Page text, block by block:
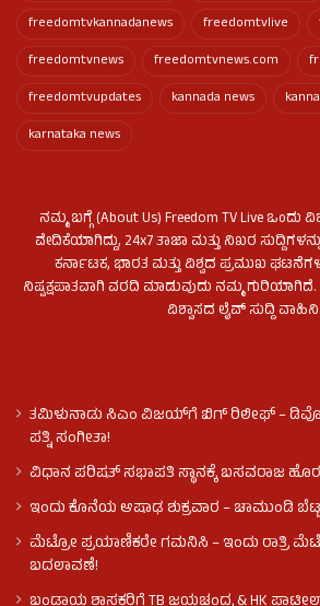
freedomtvkannadanews
freedomtvlive
freedomtvnews
freedomtvnews.com
freedomtvupdates
kannada news
karnataka news
ನಮ್ಮ ಬಗ್ಗೆ (About Us) Freedom TV Live ಒಂದು
ವೇದಿಕೆಯಾಗಿದ್ದು, 24x7 ತಾಜಾ ಮತ್ತು ನಿಖರ
ಕರ್ನಾಟಕ, ಭಾರತ ಮತ್ತು ವಿಶ್ವದ ಪ್ರಮುಖ
ನಿಷ್ಪಕ್ಷಪಾತವಾಗಿ ವರದಿ ಮಾಡುವುದು ನಮ್ಮ ಗುರಿಯಾಗಿದೆ.
ವಿಶ್ವಾಸದ ಲೈವ್ ಸುದ್ದಿ ವಾಹಿನಿ.
ತಮಿಳುನಾಡು ಸಿಎಂ ವಿಜಯ್‌ಗೆ ಬಿಗ್ ರಿಲೀಫ್ –
ಪತ್ನಿ ಸಂಗೀತಾ!
ವಿಧಾನ ಪರಿಷತ್ ಸಭಾಪತಿ ಸ್ಥಾನಕ್ಕೆ ಬಸವರಾಜ
ಇಂದು ಕೊನೆಯ ಆಷಾಢ ಶುಕ್ರವಾರ – ಚಾಮುಂಡಿ
ಮೆಟ್ರೋ ಪ್ರಯಾಣಿಕರೇ ಗಮನಿಸಿ – ಇಂದು ರಾತ್ರಿ
ಬದಲಾವಣೆ!